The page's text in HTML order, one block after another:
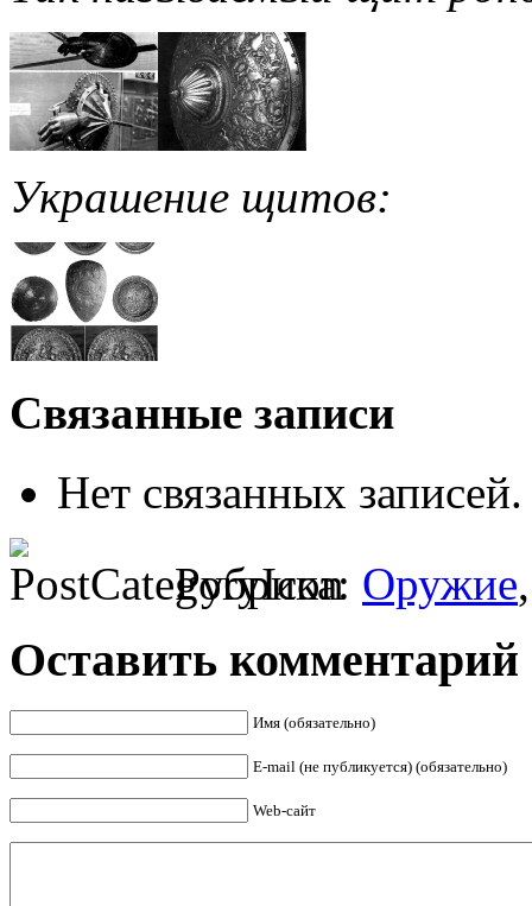
Украшение щитов:
Связанные записи
Нет связанных записей.
Рубрика: Оружие
Оставить комментарий
Имя (обязательно)
E-mail (не публикуется) (обязательно)
Web-сайт